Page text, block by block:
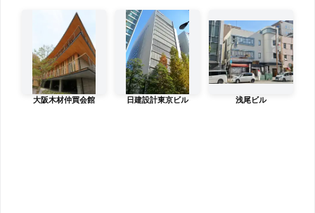
大阪木材仲買会館 日建設計東京ビル 浅尾ビル